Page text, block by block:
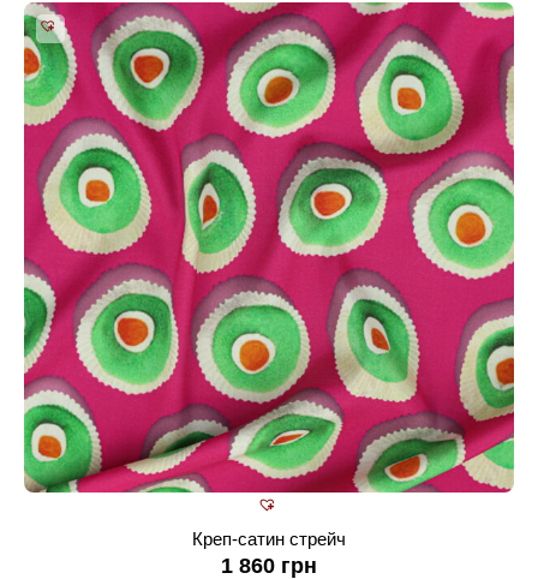
Креп-сатин стрейч
1 860 грн